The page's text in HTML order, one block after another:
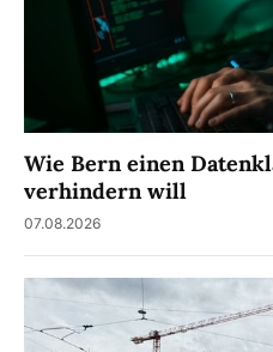
Wie Bern einen
verhindern will
07.08.2026